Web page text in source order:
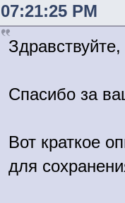
07:21:25 PM
Спасибо за
Вот краткое
для